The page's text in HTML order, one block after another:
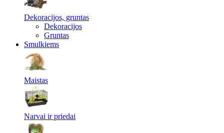
Dekoracijos, gruntas
Dekoracijos
Gruntas
Smulkiems
Maistas
Narvai ir priedai